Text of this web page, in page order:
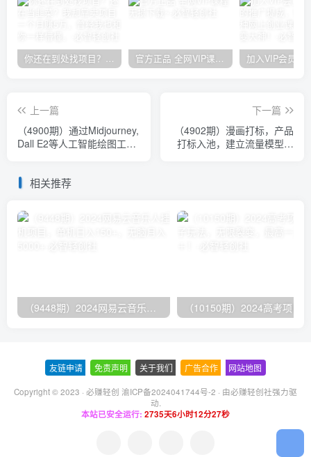
你还在到处找项目？还在当韭菜？我却靠卖项目一个月赚5万，曾经我也和你一样懵懂。 官方正品 全网VIP课程 无损下载~
上一篇
（4900期）通过Midjourney,
Dall E2等人工智能绘图工具
下一篇
（4902期）漫画打标，产品
打标入池，建立流量模型，
相关推荐
友链申请 免责声明 关于我们 广告合作 网站地图
Copyright © 2023 · 必赚轻创 渝ICP备2024041744号-2 · 由必赚轻创社强力驱
动.
本站已安全运行: 2735天6小时12分28秒